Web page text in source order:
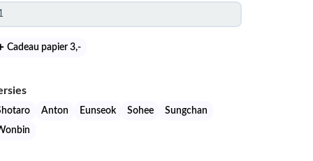
Cadeau papier 3,-
Anton Eunseok Sohee
Sungchan